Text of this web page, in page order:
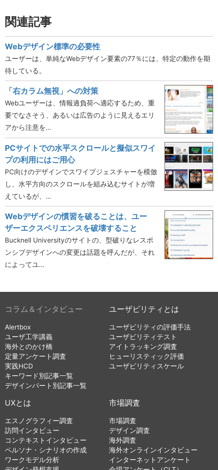
関連記事
Webデザイン標準の必要性
ユーザーは、単純なWebデザイン要素の77％には、特定の動作を期
待している。
「右カラム無視」への対策
Webユーザーは、情報過負荷へ適応するため、重
要でなさそう、あるいは広告のように見えるエリ
アから注意を…
PCサイトでの水平スクロールと擬似スワイ
プの利用にはご用心
PC向けのデザインでスワイプジェスチャーを模倣
し、水平方向のスクロールを組み込むサイトが増
えているが、…
Webデザインの慣習を破ることは、ユー
ザーエクスペリエンスを破壊すること
Bucknell Universityのサイトの、型破りなレスポ
ンシブデザインへの変更は話題を呼んだが、それ
によってユ…
コラム＆インタビュー
Alertbox
ユーザ工学講義
海外とのかけ橋
定量アンケート調査
実践HCD
キーワード別記事一覧
デザインパート別記事一覧
ユーザビリティとは
ユーザビリティの評価手法
ユーザビリティテスト
アイトラッキング調査
ヒューリスティック評価
ユーザビリティスケール
UXとは
エスノグラフィー調査
訪問インタビュー
コンテキストインタビュー
ペルソナ・シナリオの作成
ワークモデル分析
市場調査
市場調査
デザイン調査
海外調査
海外オンラインインタビュー
インターネットアンケート